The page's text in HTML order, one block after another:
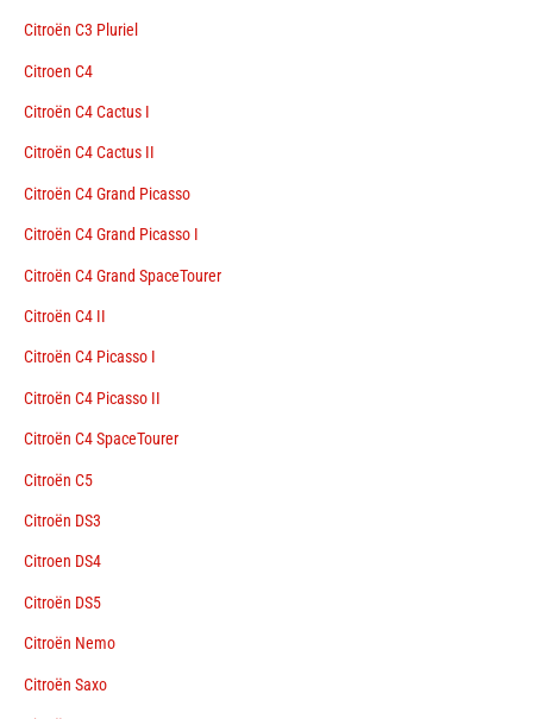
Citroën C3 Pluriel
Citroen C4
Citroën C4 Cactus I
Citroën C4 Cactus II
Citroën C4 Grand Picasso
Citroën C4 Grand Picasso I
Citroën C4 Grand SpaceTourer
Citroën C4 II
Citroën C4 Picasso I
Citroën C4 Picasso II
Citroën C4 SpaceTourer
Citroën C5
Citroën DS3
Citroen DS4
Citroën DS5
Citroën Nemo
Citroën Saxo